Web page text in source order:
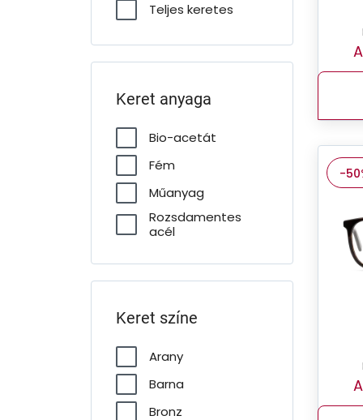
Teljes keretes
Keret anyaga
Bio-acetát
Fém
Műanyag
Rozsdamentes
acél
Keret színe
Arany
Barna
Bronz
-